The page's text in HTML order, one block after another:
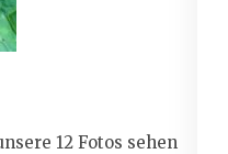
12 Fotos sehen